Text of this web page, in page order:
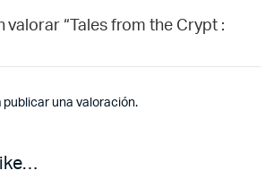
valorar “Tales from the Crypt :
una valoración.